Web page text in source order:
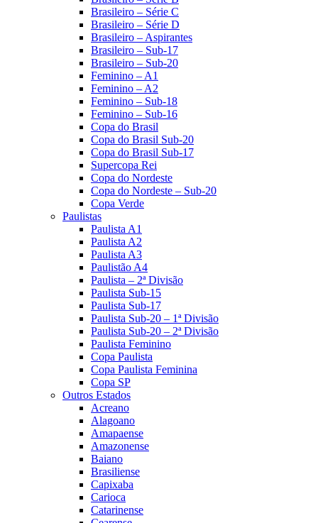
Brasileiro – Série C
Brasileiro – Série D
Brasileiro – Aspirantes
Brasileiro – Sub-17
Brasileiro – Sub-20
Feminino – A1
Feminino – A2
Feminino – Sub-18
Feminino – Sub-16
Copa do Brasil
Copa do Brasil Sub-20
Copa do Brasil Sub-17
Supercopa Rei
Copa do Nordeste
Copa do Nordeste – Sub-20
Copa Verde
Paulistas
Paulista A1
Paulista A2
Paulista A3
Paulistão A4
Paulista – 2ª Divisão
Paulista Sub-15
Paulista Sub-17
Paulista Sub-20 – 1ª Divisão
Paulista Sub-20 – 2ª Divisão
Paulista Feminino
Copa Paulista
Copa Paulista Feminina
Copa SP
Outros Estados
Acreano
Alagoano
Amapaense
Amazonense
Baiano
Brasiliense
Capixaba
Carioca
Catarinense